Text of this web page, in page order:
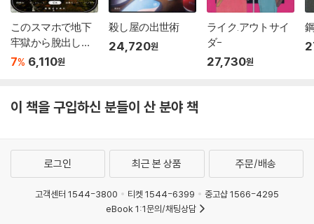
このスマホで地下
牢獄から脫出して
ください
7% 6,110원
殺し屋の出世術
24,720원
ライク.アウトサイ
ダ-
27,730원
이 책을 구입하신 분들이 산 분야 책
로그인 최근 본 상품 주문/배송
고객센터 1544-3800 티켓 1544-6399
중고샵 1566-4295
eBook 1:1문의/채팅상담